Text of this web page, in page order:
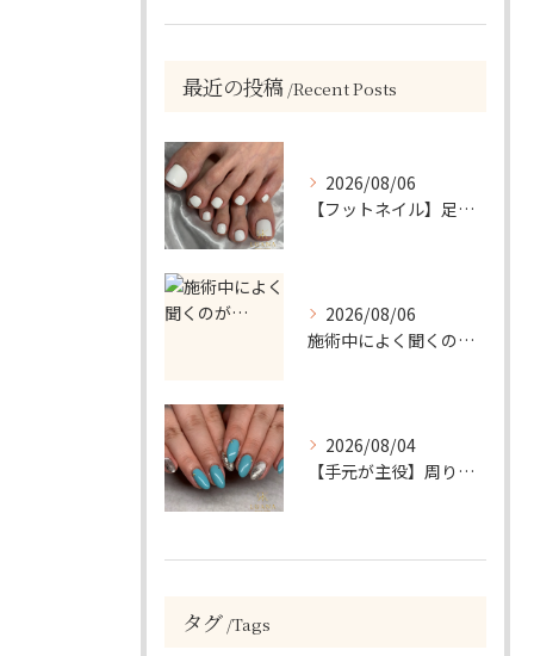
最近の投稿 Recent Posts
2026/08/06
【フットネイル】足元がパッと映える！ホワイトワンカラーネイル
2026/08/06
施術中によく聞くのが…
2026/08/04
【手元が主役】周りと差がつく！ターコイズ×シルバーラメのアクセントネイル
タグ Tags